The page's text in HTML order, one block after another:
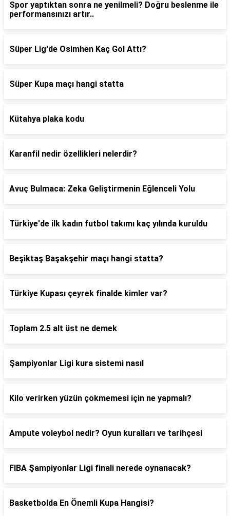
Spor yaptıktan sonra ne yenilmeli? Doğru beslenme ile
performansınızı artır..
Süper Lig'de Osimhen Kaç Gol Attı?
Süper Kupa maçı hangi statta
Kütahya plaka kodu
Karanfil nedir özellikleri nelerdir?
Avuç Bulmaca: Zeka Geliştirmenin Eğlenceli Yolu
Türkiye'de ilk kadın futbol takımı kaç yılında kuruldu
Beşiktaş Başakşehir maçı hangi statta?
Türkiye Kupası çeyrek finalde kimler var?
Toplam 2.5 alt üst ne demek
Şampiyonlar Ligi kura sistemi nasıl
Kilo verirken yüzün çokmemesi için ne yapmalı?
Ampute voleybol nedir? Oyun kuralları ve tarihçesi
FIBA Şampiyonlar Ligi finali nerede oynanacak?
Basketbolda En Önemli Kupa Hangisi?